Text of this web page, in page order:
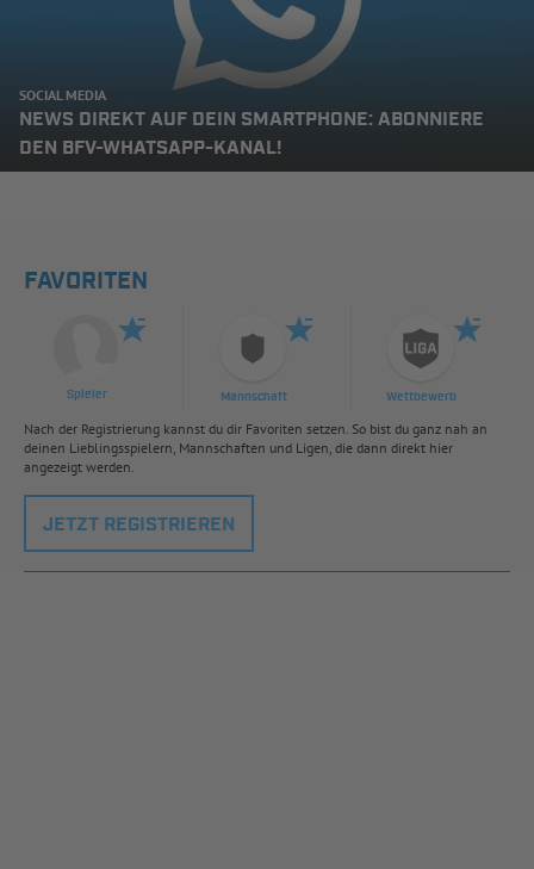
SOCIAL MEDIA
NEWS DIREKT AUF DEIN SMARTPHONE: ABONNIERE
DEN BFV-WHATSAPP-KANAL!
FAVORITEN
Spieler Mannschaft Wettbewerb
Nach der Registrierung kannst du dir Favoriten setzen. So bist du ganz nah an
deinen Lieblingsspielern, Mannschaften und Ligen, die dann direkt hier
angezeigt werden.
JETZT REGISTRIEREN